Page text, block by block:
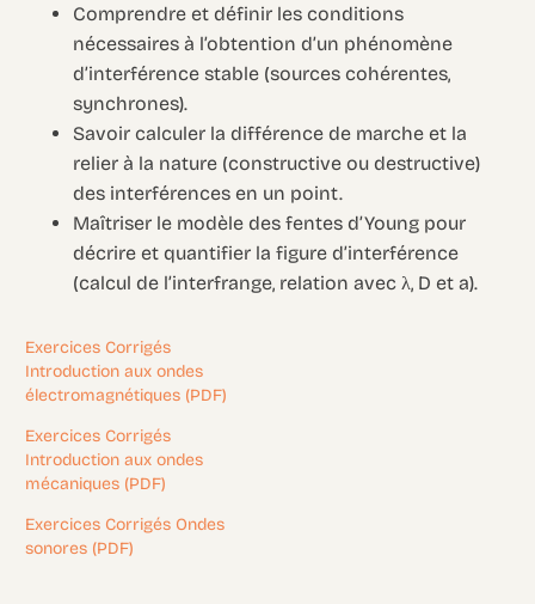
Comprendre et définir les conditions
nécessaires à l’obtention d’un phénomène
d’interférence stable (sources cohérentes,
synchrones).
Savoir calculer la différence de marche et la
relier à la nature (constructive ou destructive)
des interférences en un point.
Maîtriser le modèle des fentes d’Young pour
décrire et quantifier la figure d’interférence
(calcul de l’interfrange, relation avec λ, D et a).
Exercices Corrigés
Introduction aux ondes
électromagnétiques (PDF)
Exercices Corrigés
Introduction aux ondes
mécaniques (PDF)
Exercices Corrigés Ondes
sonores (PDF)